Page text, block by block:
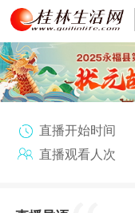
直播开始时间
直播观看人次